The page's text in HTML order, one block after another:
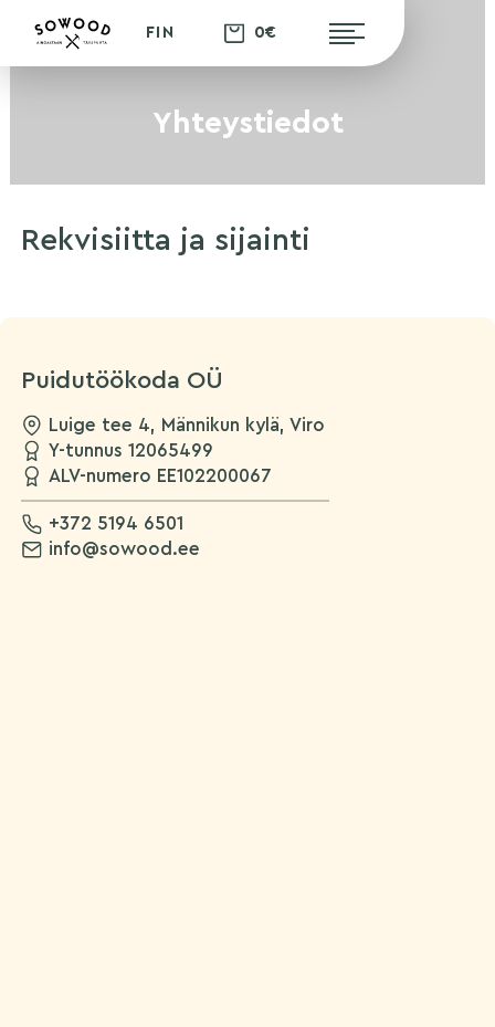
FIN 0€
Yhteystiedot
Rekvisiitta ja sijainti
Puidutöökoda OÜ
Luige tee 4, Männikun kylä, Viro
Y-tunnus 12065499
ALV-numero EE102200067
+372 5194 6501
info@sowood.ee